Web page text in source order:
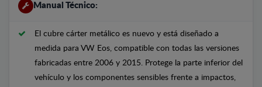
Manual Técnico:
El cubre cárter metálico es nuevo y está diseñado a
medida para VW Eos, compatible con todas las versiones
fabricadas entre 2006 y 2015. Protege la parte inferior del
vehículo y los componentes sensibles frente a impactos,